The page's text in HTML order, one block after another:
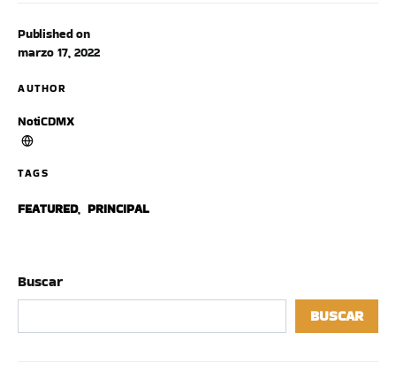
Published on
marzo 17, 2022
AUTHOR
NotiCDMX
TAGS
FEATURED, PRINCIPAL
Buscar
BUSCAR